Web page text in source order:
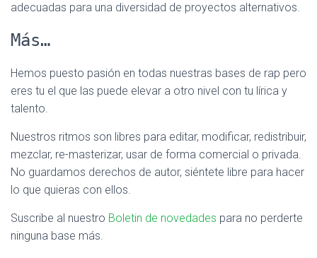
adecuadas para una diversidad de proyectos alternativos.
Más…
Hemos puesto pasión en todas nuestras bases de rap pero
eres tu el que las puede elevar a otro nivel con tu lírica y
talento.
Nuestros ritmos son libres para editar, modificar, redistribuir,
mezclar, re-masterizar, usar de forma comercial o privada.
No guardamos derechos de autor, siéntete libre para hacer
lo que quieras con ellos.
Suscribe al nuestro Boletin de novedades para no perderte
ninguna base más.